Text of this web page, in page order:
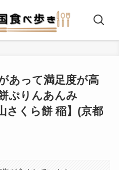
あって満足度が高
ぷりんあんみ
さくら餅 稲】(京都